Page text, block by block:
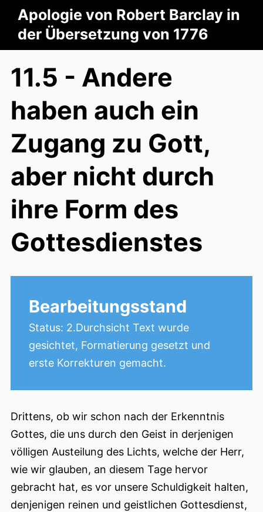
Apologie von Robert Barclay in
der Übersetzung von 1776
11.5 - Andere
haben auch ein
Zugang zu Gott,
aber nicht durch
ihre Form des
Gottesdienstes
Bearbeitungsstand
Status: 2.Durchsicht Text wurde
gesichtet, Formatierung gesetzt und
erste Korrekturen gemacht.
Drittens, ob wir schon nach der Erkenntnis
Gottes, die uns durch den Geist in derjenigen
völligen Austeilung des Lichts, welche der Herr,
wie wir glauben, an diesem Tage hervor
gebracht hat, es vor unsere Schuldigkeit halten,
denjenigen reinen und geistlichen Gottesdienst,